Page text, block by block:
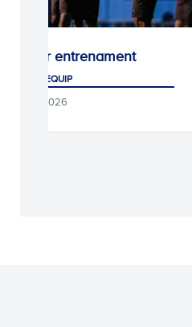
Darrer entrenament
PRIMER EQUIP
09/08/2026